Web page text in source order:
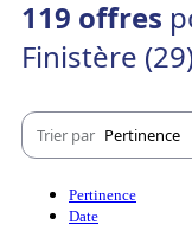
119 offres
Finistère
Trier par Pertinence
Pertinence
Date